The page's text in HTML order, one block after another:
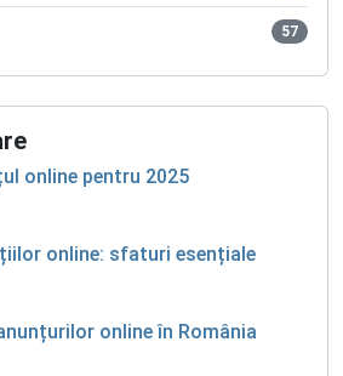
57
online pentru 2025
online: sfaturi esențiale
online în România